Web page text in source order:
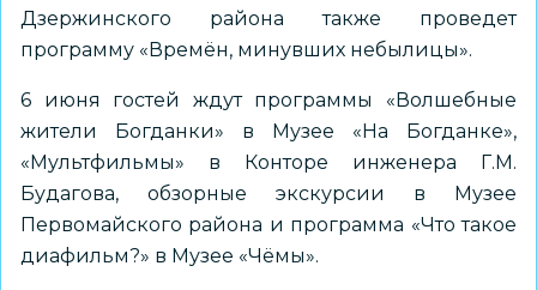
Дзержинского района также проведет
программу «Времён, минувших небылицы».
6 июня гостей ждут программы «Волшебные
жители Богданки» в Музее «На Богданке»,
«Мультфильмы» в Конторе инженера Г.М.
Будагова, обзорные экскурсии в Музее
Первомайского района и программа «Что такое
диафильм?» в Музее «Чёмы».